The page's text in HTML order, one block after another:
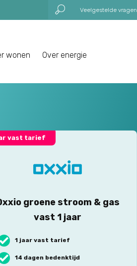
Veelgestelde vragen
wonen Over energie
vast tarief
groene stroom & gas
vast 1 jaar
1 jaar vast tarief
14 dagen bedenktijd